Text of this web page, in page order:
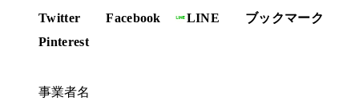
Twitter Facebook LINE
ブックマーク
Pinterest
事業者名